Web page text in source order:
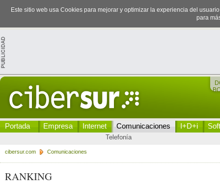
Este sitio web usa Cookies para mejorar y optimizar la experiencia del
para
Portada Empresa Internet Comunicaciones I+D+i
Telefonía
cibersur.com Comunicaciones
RANKING